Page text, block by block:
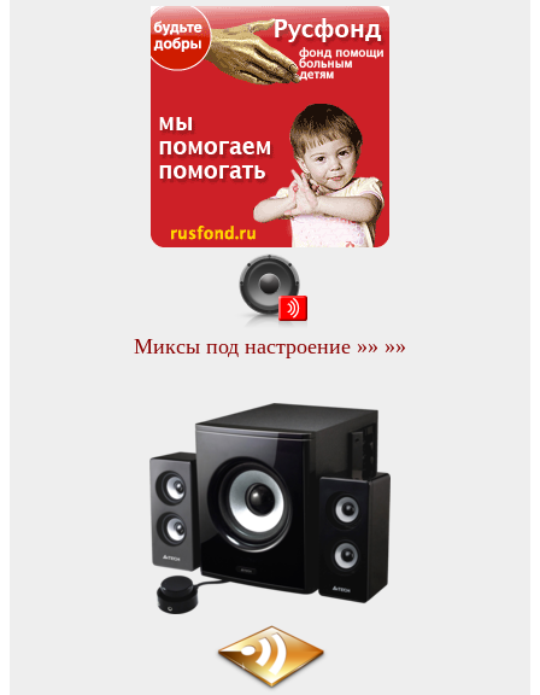
Миксы под настроение »» »»